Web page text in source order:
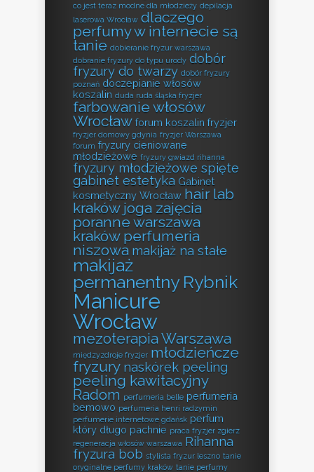
co jest teraz modne dla młodzieży depilacja
laserowa Wrocław dlaczego
perfumy w internecie są
tanie dobieranie fryzur warszawa
dobranie fryzury do typu urody dobór
fryzury do twarzy dobór fryzury
poznań doczepianie włosów
koszalin duda ruda śląska fryzjer
farbowanie włosów
Wrocław forum koszalin fryzjer
fryzjer domowy gdynia fryzjer Warszawa
forum fryzury cieniowane
młodzieżowe fryzury gwiazd rihanna
fryzury młodzieżowe spięte
gabinet estetyka Gabinet
kosmetyczny Wrocław hair lab
kraków joga zajęcia
poranne warszawa
kraków perfumeria
niszowa makijaż na stałe
makijaż
permanentny Rybnik
Manicure
Wrocław
mezoterapia Warszawa
międzyzdroje fryzjer młodzieńcze
fryzury naskórek peeling
peeling kawitacyjny
Radom perfumeria belle perfumeria
bemowo perfumeria henri radzymin
perfumerie internetowe gdańsk perfum
który długo pachnie praca fryzjer zgierz
regeneracja włosów warszawa Rihanna
fryzura bob stylista fryzur leszno tanie
oryginalne perfumy kraków tanie perfumy